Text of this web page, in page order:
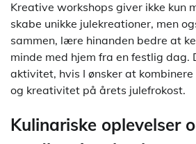
Kreative workshops giver ikke kun
skabe unikke julekreationer, men
sammen, lære hinanden bedre at
minde med hjem fra en festlig dag.
aktivitet, hvis I ønsker at
og kreativitet på årets julefrokost.
Kulinariske oplevelser